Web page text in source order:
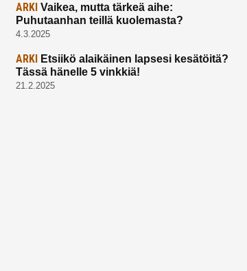
ARKI Vaikea, mutta tärkeä aihe:
Puhutaanhan teillä kuolemasta?
4.3.2025
ARKI
Etsiikö alaikäinen lapsesi kesätöitä?
Tässä hänelle 5 vinkkiä!
21.2.2025